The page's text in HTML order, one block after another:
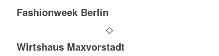
Fashionweek Berlin
Wirtshaus Maxvorstadt